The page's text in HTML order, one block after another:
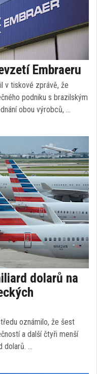
Embraeru
v tiskové zprávě, že
podniku s brazilským
obou výrobců, …
dolarů na
oznámilo, že šest
a další čtyři menší
dolarů. …